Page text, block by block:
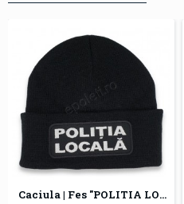
Caciula | Fes "POLITIA LOCALA"